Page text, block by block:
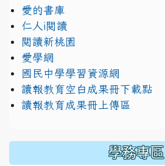
愛的書庫
仁人i閱讀
閱讀新桃園
愛學網
國民中學學習資源網
讀報教育空白成果冊下載點
讀報教育成果冊上傳區
學務專區